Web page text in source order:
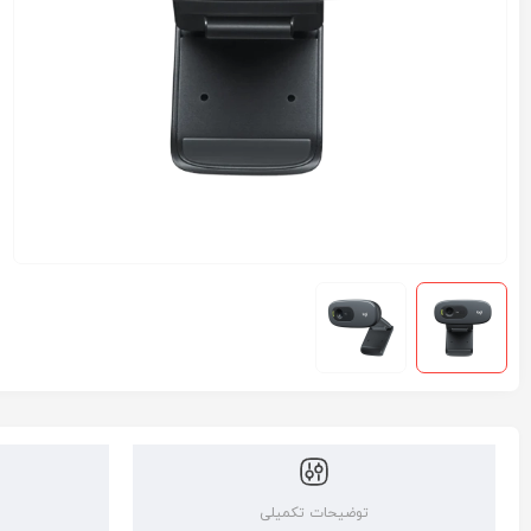
توضیحات تکمیلی